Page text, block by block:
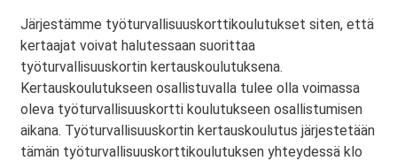
Järjestämme työturvallisuuskorttikoulutukset siten, että
kertaajat voivat halutessaan suorittaa
työturvallisuuskortin kertauskoulutuksena.
Kertauskoulutukseen osallistuvalla tulee olla voimassa
oleva työturvallisuuskortti koulutukseen osallistumisen
aikana. Työturvallisuuskortin kertauskoulutus järjestetään
tämän työturvallisuuskorttikoulutuksen yhteydessä klo